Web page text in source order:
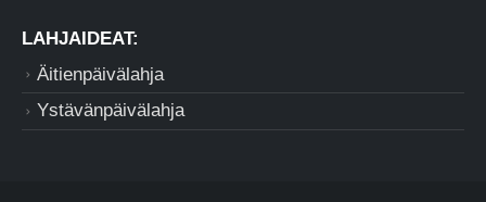
LAHJAIDEAT:
Äitienpäivälahja
Ystävänpäivälahja